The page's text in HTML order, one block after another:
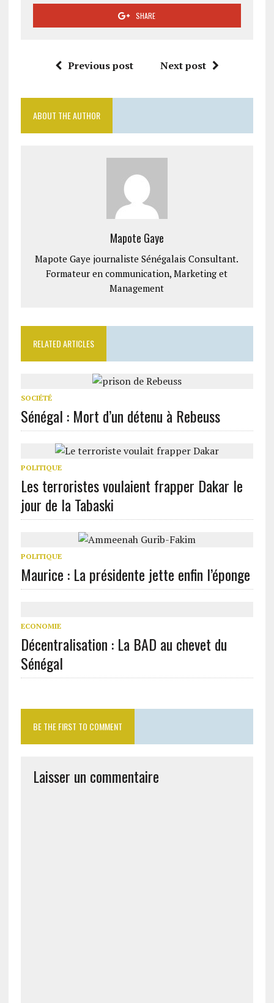
SHARE
Previous post Next post
ABOUT THE AUTHOR
Mapote Gaye
Mapote Gaye journaliste Sénégalais Consultant.
Formateur en communication, Marketing et
Management
RELATED ARTICLES
SOCIÉTÉ
Sénégal : Mort d’un détenu à Rebeuss
POLITIQUE
Les terroristes voulaient frapper Dakar le
jour de la Tabaski
POLITIQUE
Maurice : La présidente jette enfin l’éponge
ECONOMIE
Décentralisation : La BAD au chevet du
Sénégal
BE THE FIRST TO COMMENT
Laisser un commentaire